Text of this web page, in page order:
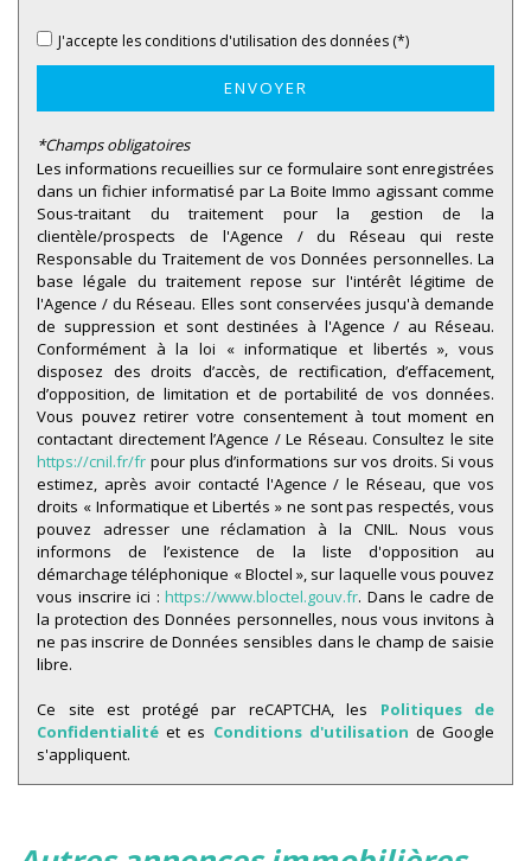
J'accepte les conditions d'utilisation des données (*)
ENVOYER
*Champs obligatoires
Les informations recueillies sur ce formulaire sont enregistrées
dans un fichier informatisé par La Boite Immo agissant comme
Sous-traitant du traitement pour la gestion de la
clientèle/prospects de l'Agence / du Réseau qui reste
Responsable du Traitement de vos Données personnelles. La
base légale du traitement repose sur l'intérêt légitime de
l'Agence / du Réseau. Elles sont conservées jusqu'à demande
de suppression et sont destinées à l'Agence / au Réseau.
Conformément à la loi « informatique et libertés », vous
disposez des droits d’accès, de rectification, d’effacement,
d’opposition, de limitation et de portabilité de vos données.
Vous pouvez retirer votre consentement à tout moment en
contactant directement l’Agence / Le Réseau. Consultez le site
https://cnil.fr/fr pour plus d’informations sur vos droits. Si vous
estimez, après avoir contacté l'Agence / le Réseau, que vos
droits « Informatique et Libertés » ne sont pas respectés, vous
pouvez adresser une réclamation à la CNIL. Nous vous
informons de l’existence de la liste d'opposition au
démarchage téléphonique « Bloctel », sur laquelle vous pouvez
vous inscrire ici : https://www.bloctel.gouv.fr. Dans le cadre de
la protection des Données personnelles, nous vous invitons à
ne pas inscrire de Données sensibles dans le champ de saisie
libre.
Ce site est protégé par reCAPTCHA, les Politiques de
Confidentialité et es Conditions d'utilisation de Google
s'appliquent.